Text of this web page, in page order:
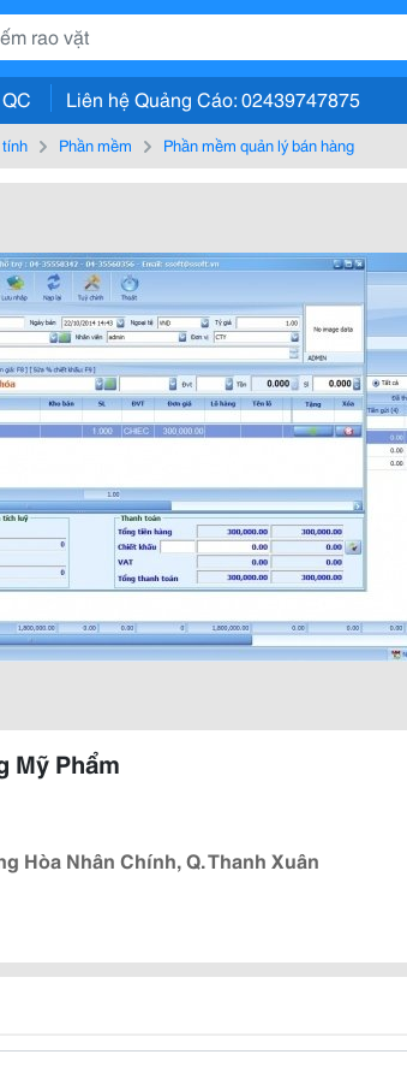
Liên hệ Quảng Cáo: 02439747875
Phần mềm Phần mềm quản lý bán hàng
Mỹ Phẩm
Hòa Nhân Chính, Q. Thanh Xuân